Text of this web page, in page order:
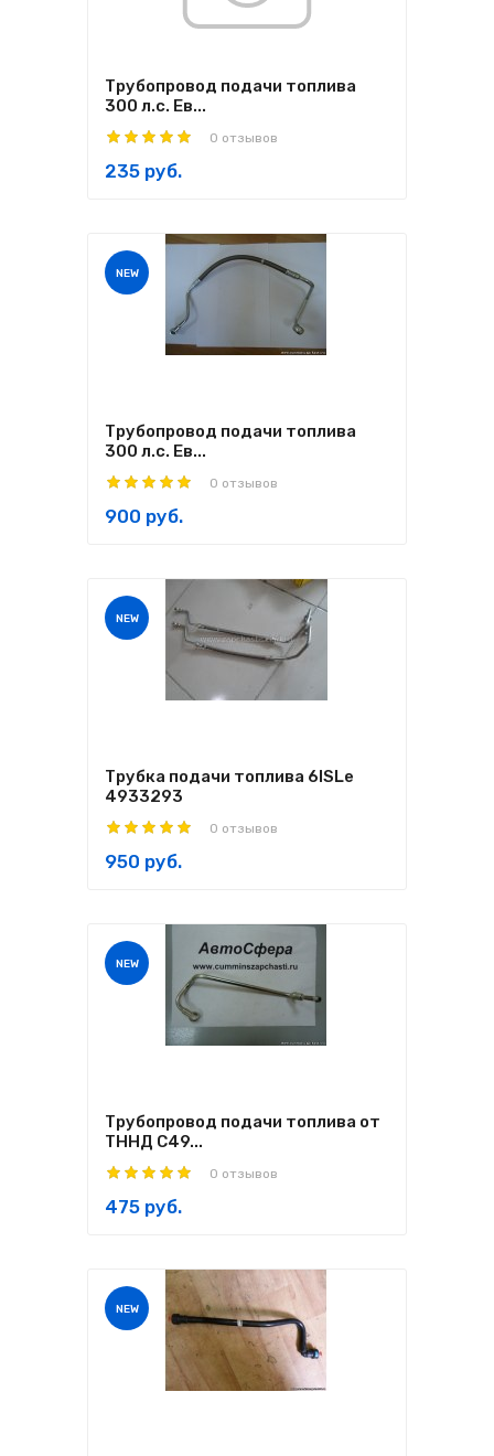
Трубопровод подачи топлива
300 л.с. Ев...
0 отзывов
235 руб.
NEW
Трубопровод подачи топлива
300 л.с. Ев...
0 отзывов
900 руб.
NEW
Трубка подачи топлива 6ISLe
4933293
0 отзывов
950 руб.
NEW
Трубопровод подачи топлива от
ТННД C49...
0 отзывов
475 руб.
NEW